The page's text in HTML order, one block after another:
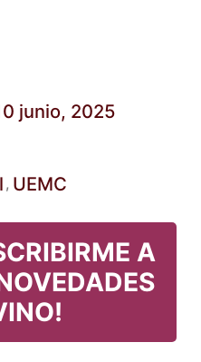
junio, 2025
, UEMC
A